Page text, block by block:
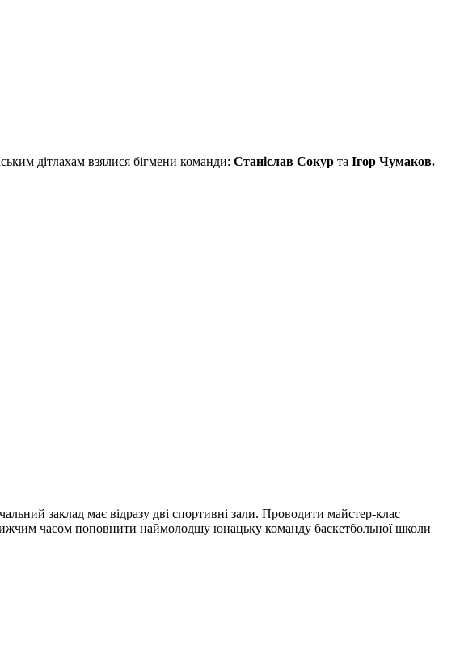
дітлахам взялися бігмени команди: Станіслав Сокур та Ігор Чумаков.
заклад має відразу дві спортивні зали. Проводити майстер-клас
часом поповнити наймолодшу юнацьку команду баскетбольної школи